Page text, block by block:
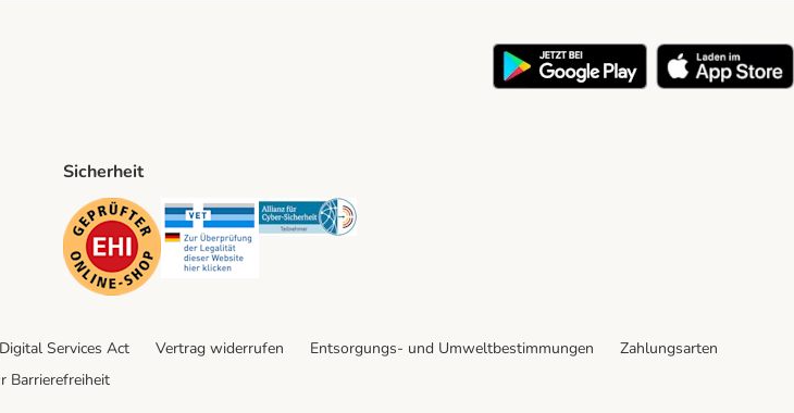
Sicherheit
Security Security Security
Digital Services Act Vertrag widerrufen Entsorgungs- und Umweltbestimmungen
Zahlungsarten
Barrierefreiheit